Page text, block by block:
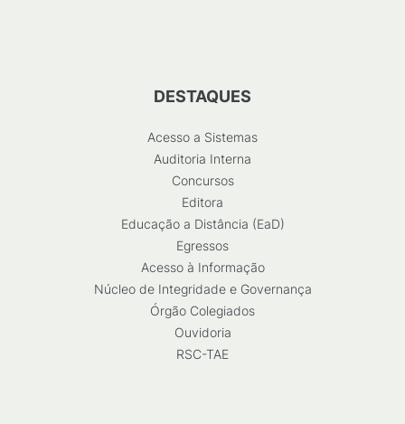
DESTAQUES
Acesso a Sistemas
Auditoria Interna
Concursos
Editora
Educação a Distância (EaD)
Egressos
Acesso à Informação
Núcleo de Integridade e Governança
Órgão Colegiados
Ouvidoria
RSC-TAE